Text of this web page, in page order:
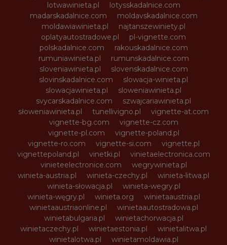
lotwawinieta.pl
lotysskadalnice.com
madarskadalnice.com
moldavskadalnice.com
moldawiawinieta.pl
najtanszewiniety.pl
oplatyautostradowe.pl
pl-vignette.com
polskadalnice.com
rakouskadalnice.com
rumuniawinieta.pl
rumunskadalnice.com
sloveniawinieta.pl
slovenskadalnice.com
slovinskadalnice.com
slowacja-winieta.pl
slowacjawinieta.pl
sloweniawinieta.pl
svycarskadalnice.com
szwajcariawinieta.pl
słoweniawinieta.pl
tunellivigno.pl
vignette-at.com
vignette-bg.com
vignette-cz.com
vignette-pl.com
vignette-poland.pl
vignette-ro.com
vignette-si.com
vignette.pl
vignettepoland.pl
vinetki.pl
vinietaelectronica.com
vinieteelectronice.com
wegrywinieta.pl
winieta-austria.pl
winieta-czechy.pl
winieta-litwa.pl
winieta-słowacja.pl
winieta-wegry.pl
winieta-węgry.pl
winieta.org
winietaaustria.pl
winietaaustriaonline.pl
winietaautostradowa.pl
winietabulgaria.pl
winietachorwacja.pl
winietaczechy.pl
winietaestonia.pl
winietalitwa.pl
winietalotwa.pl
winietamoldawia.pl